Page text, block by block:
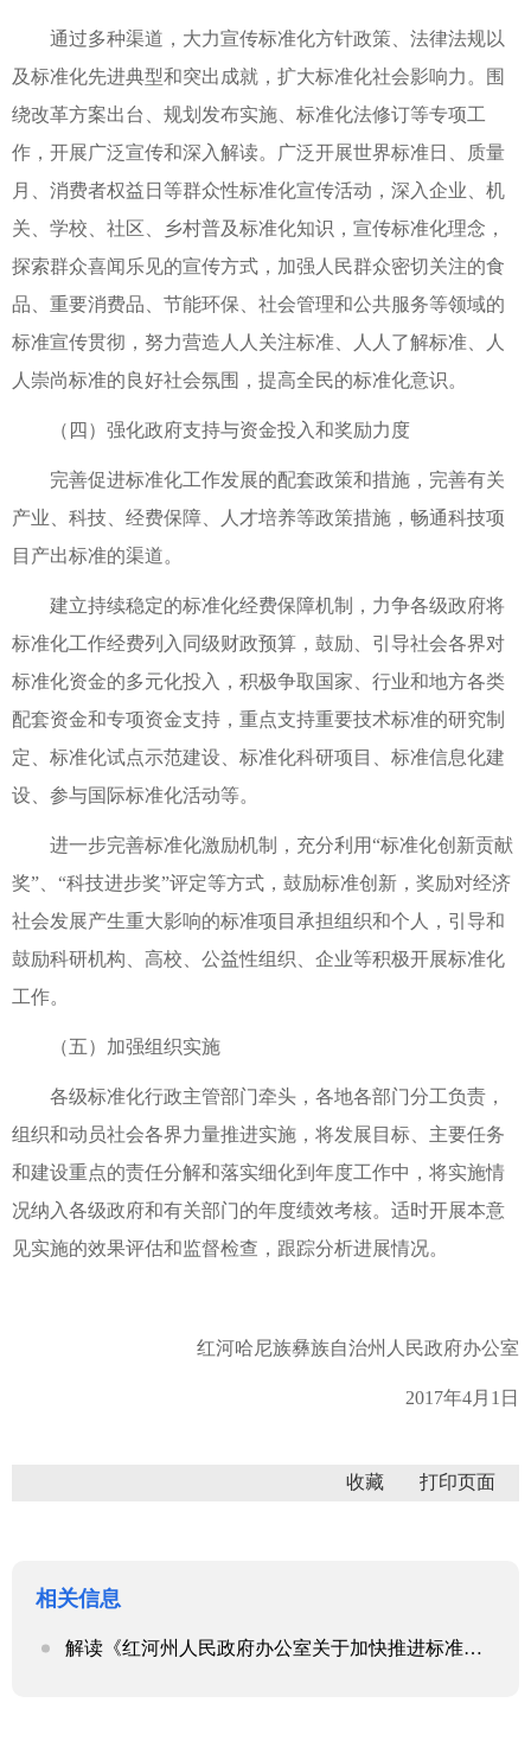
通过多种渠道，大力宣传标准化方针政策、法律法规以
及标准化先进典型和突出成就，扩大标准化社会影响力。围
绕改革方案出台、规划发布实施、标准化法修订等专项工
作，开展广泛宣传和深入解读。广泛开展世界标准日、质量
月、消费者权益日等群众性标准化宣传活动，深入企业、机
关、学校、社区、乡村普及标准化知识，宣传标准化理念，
探索群众喜闻乐见的宣传方式，加强人民群众密切关注的食
品、重要消费品、节能环保、社会管理和公共服务等领域的
标准宣传贯彻，努力营造人人关注标准、人人了解标准、人
人崇尚标准的良好社会氛围，提高全民的标准化意识。
（四）强化政府支持与资金投入和奖励力度
完善促进标准化工作发展的配套政策和措施，完善有关
产业、科技、经费保障、人才培养等政策措施，畅通科技项
目产出标准的渠道。
建立持续稳定的标准化经费保障机制，力争各级政府将
标准化工作经费列入同级财政预算，鼓励、引导社会各界对
标准化资金的多元化投入，积极争取国家、行业和地方各类
配套资金和专项资金支持，重点支持重要技术标准的研究制
定、标准化试点示范建设、标准化科研项目、标准信息化建
设、参与国际标准化活动等。
进一步完善标准化激励机制，充分利用“标准化创新贡献
奖”、“科技进步奖”评定等方式，鼓励标准创新，奖励对经济
社会发展产生重大影响的标准项目承担组织和个人，引导和
鼓励科研机构、高校、公益性组织、企业等积极开展标准化
工作。
（五）加强组织实施
各级标准化行政主管部门牵头，各地各部门分工负责，
组织和动员社会各界力量推进实施，将发展目标、主要任务
和建设重点的责任分解和落实细化到年度工作中，将实施情
况纳入各级政府和有关部门的年度绩效考核。适时开展本意
见实施的效果评估和监督检查，跟踪分析进展情况。
红河哈尼族彝族自治州人民政府办公室
2017年4月1日
收藏
相关信息
解读《红河州人民政府办公室关于加快推进标准化体系建设的实施意见》